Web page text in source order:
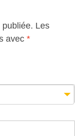
Les
avec *